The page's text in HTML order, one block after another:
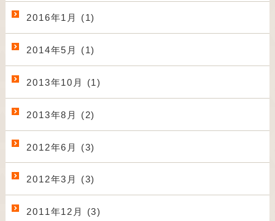
2016年1月 (1)
2014年5月 (1)
2013年10月 (1)
2013年8月 (2)
2012年6月 (3)
2012年3月 (3)
2011年12月 (3)